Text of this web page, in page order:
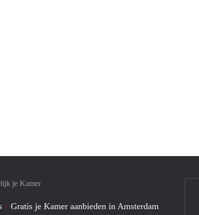
je Kamer
Gratis je Kamer aanbieden in Amsterdam